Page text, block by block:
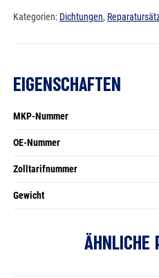
Menge
Kategorien: Dichtungen,
EIGENSCHAFTEN
MKP-Nummer
OE-Nummer
Zolltarifnummer
Gewicht
ÄHNLICHE